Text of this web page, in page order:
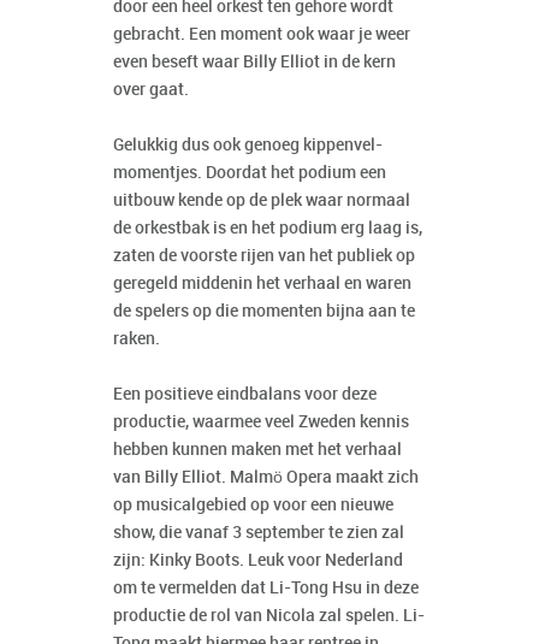
door een heel orkest ten gehore wordt
gebracht. Een moment ook waar je weer
even beseft waar Billy Elliot in de kern
over gaat.
Gelukkig dus ook genoeg kippenvel-
momentjes. Doordat het podium een
uitbouw kende op de plek waar normaal
de orkestbak is en het podium erg laag is,
zaten de voorste rijen van het publiek op
geregeld middenin het verhaal en waren
de spelers op die momenten bijna aan te
raken.
Een positieve eindbalans voor deze
productie, waarmee veel Zweden kennis
hebben kunnen maken met het verhaal
van Billy Elliot. Malmö Opera maakt zich
op musicalgebied op voor een nieuwe
show, die vanaf 3 september te zien zal
zijn: Kinky Boots. Leuk voor Nederland
om te vermelden dat Li-Tong Hsu in deze
productie de rol van Nicola zal spelen. Li-